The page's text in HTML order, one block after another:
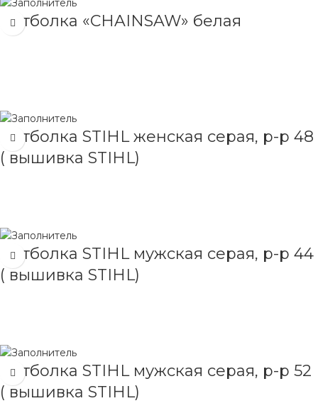
Футболка «CHAINSAW» белая
Футболка STIHL женская серая, р-р 48
( вышивка STIHL)
Футболка STIHL мужская серая, р-р 44
( вышивка STIHL)
Футболка STIHL мужская серая, р-р 52
( вышивка STIHL)